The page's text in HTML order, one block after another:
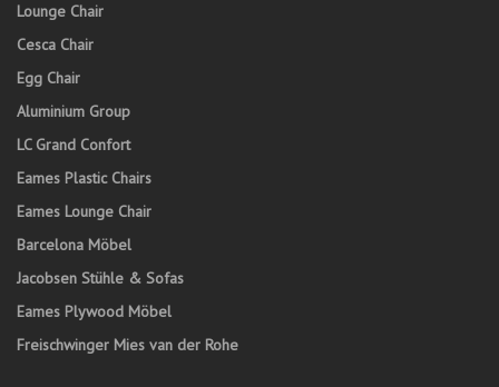
Lounge Chair
Cesca Chair
Egg Chair
Aluminium Group
LC Grand Confort
Eames Plastic Chairs
Eames Lounge Chair
Barcelona Möbel
Jacobsen Stühle & Sofas
Eames Plywood Möbel
Freischwinger Mies van der Rohe